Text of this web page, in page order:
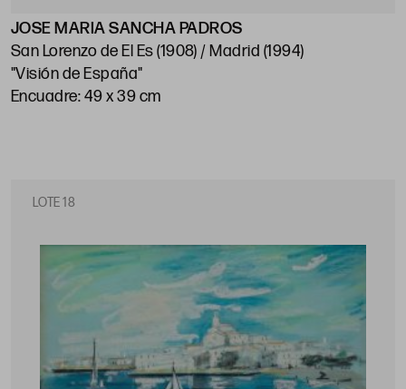
JOSE MARIA SANCHA PADROS
San Lorenzo de El Es (1908) / Madrid (1994)
"Visión de España"
Encuadre: 49 x 39 cm
LOTE 18